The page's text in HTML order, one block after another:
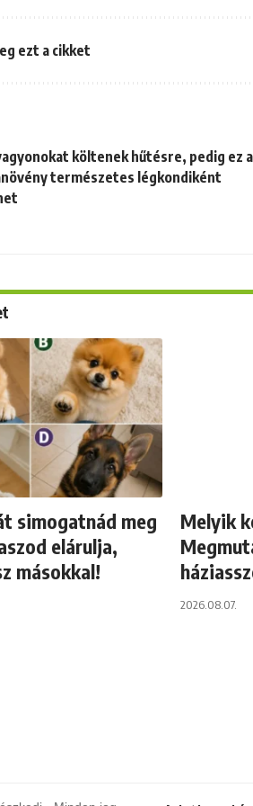
ezt a cikket
költenek hűtésre, pedig ez a
természetes légkondiként
simogatnád meg
elárulja,
másokkal!
Melyik
2026.08.07.